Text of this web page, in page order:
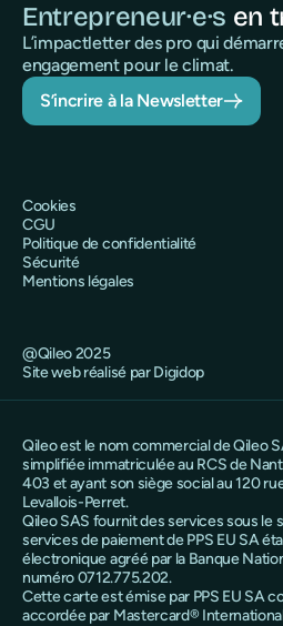
Entrepreneur·e·s en
L’impactletter des pro qui
engagement pour le climat.
S’incrire à la Newsletter
@Qileo 2025
Site web réalisé par Digidop
Cookies
CGU
Politique de confidentialité
Sécurité
Mentions légales
Qileo est le nom commercial de Qileo
simplifiée immatriculée au RCS de
403 et ayant son siège social au 120
Levallois-Perret.
Qileo SAS fournit des services sous le
services de paiement de PPS EU SA
électronique agréé par la Banque
numéro 0712.775.202.
Cette carte est émise par PPS EU SA
accordée par Mastercard®